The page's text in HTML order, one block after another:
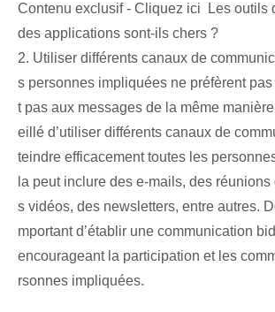
Contenu exclusif - Cliquez ici Les outils
des applications sont-ils chers ?
2. Utiliser différents canaux de
s personnes impliquées ne préfèrent
t pas aux messages de la même
eillé d’utiliser différents canaux de
teindre efficacement toutes les
la peut inclure des e-mails, des
s vidéos, des newsletters, entre autres.
mportant d’établir une communication
encourageant la participation et les
rsonnes impliquées.